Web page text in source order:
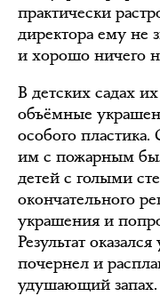
практически
директора ему не
и хорошо ничего
В детских садах
объёмные
особого пластика.
им с пожарным
детей с голыми
окончательного
украшения и
Результат
почернел и
удушающий запах.